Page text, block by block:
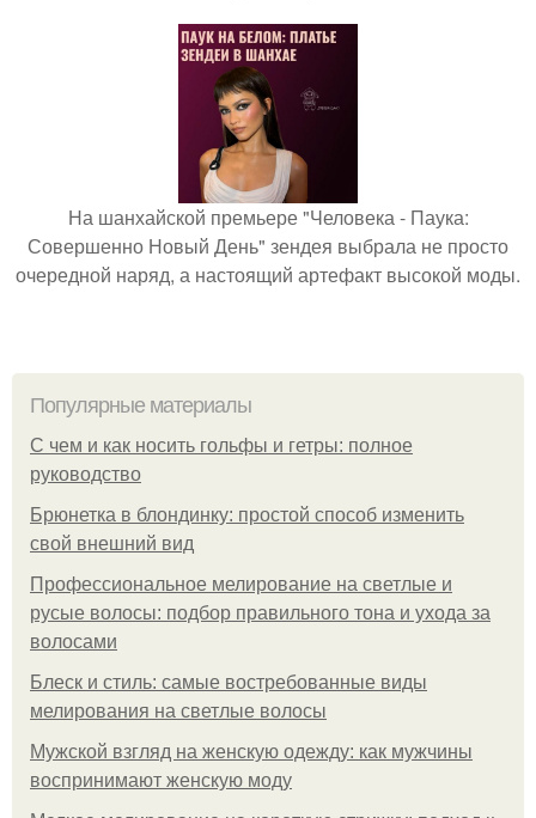
На шанхайской премьере "Человека - Паука:
Совершенно Новый День" зендея выбрала не просто
очередной наряд, а настоящий артефакт высокой моды.
Популярные материалы
С чем и как носить гольфы и гетры: полное
руководство
Брюнетка в блондинку: простой способ изменить
свой внешний вид
Профессиональное мелирование на светлые и
русые волосы: подбор правильного тона и ухода за
волосами
Блеск и стиль: самые востребованные виды
мелирования на светлые волосы
Мужской взгляд на женскую одежду: как мужчины
воспринимают женскую моду